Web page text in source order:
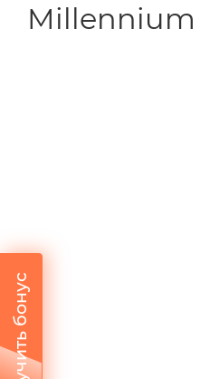
Millennium
Получить бонус